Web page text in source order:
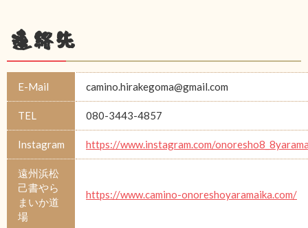
連絡先
E-Mail camino.hirakegoma@gmail.com
TEL 080-3443-4857
Instagram https://www.instagram.com/
遠州浜松
己書やら
まいか道
場
https://www.camino-onoreshoyaramaika.com/